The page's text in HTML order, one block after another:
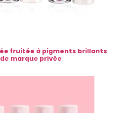
fruitée à pigments brillants
marque privée